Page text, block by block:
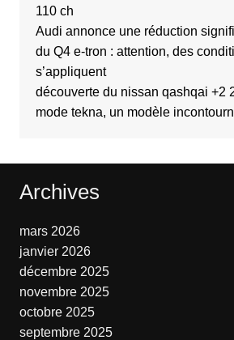
110 ch
Audi annonce une réduction
du Q4 e-tron : attention, des
s’appliquent
découverte du nissan qashqai +2
mode tekna, un modèle
Archives
mars 2026
janvier 2026
décembre 2025
novembre 2025
octobre 2025
septembre 2025